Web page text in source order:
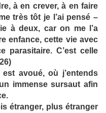
à en crever, à en faire
très tôt je l’ai pensé –
à deux, car on me l’a
enfance, cette vie avec
parasitaire. C’est celle
avoué, où j’entends
immense sursaut afin
étranger, plus étranger